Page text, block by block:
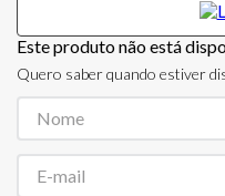
Este produto não está
Quero saber quando estiver